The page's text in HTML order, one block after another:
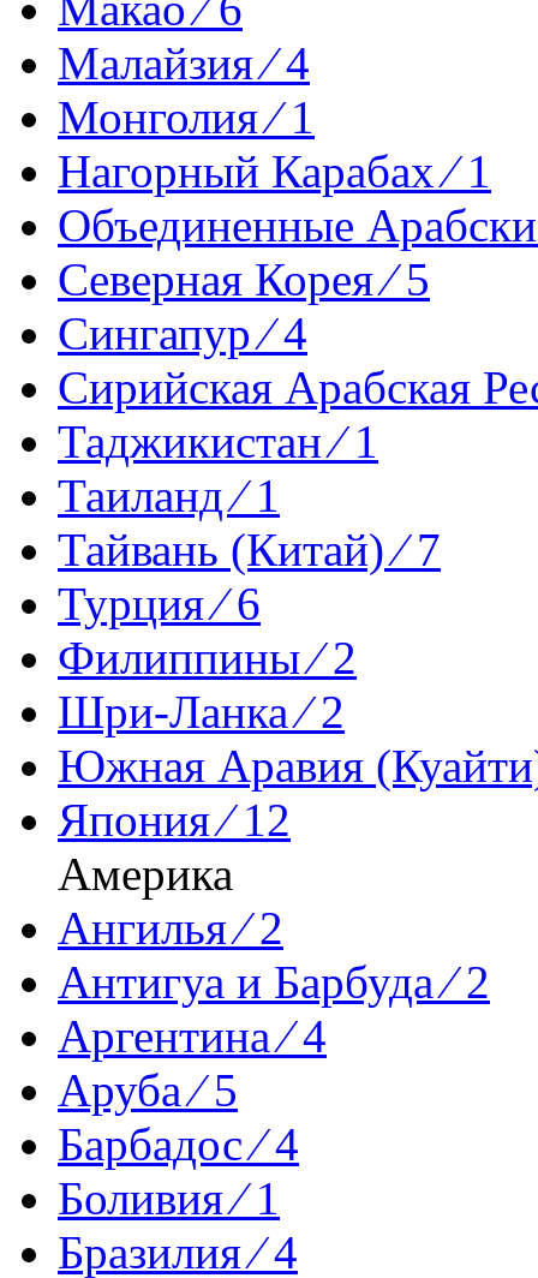
Малайзия ⁄ 4
Монголия ⁄ 1
Нагорный Карабах ⁄ 1
Объединенные
Северная Корея ⁄ 5
Сингапур ⁄ 4
Сирийская Арабская
Таджикистан ⁄ 1
Таиланд ⁄ 1
Тайвань (Китай) ⁄ 7
Турция ⁄ 6
Филиппины ⁄ 2
Шри-Ланка ⁄ 2
Южная Аравия
Япония ⁄ 12
Америка
Ангилья ⁄ 2
Антигуа и Барбуда ⁄ 2
Аргентина ⁄ 4
Аруба ⁄ 5
Барбадос ⁄ 4
Боливия ⁄ 1
Бразилия ⁄ 4